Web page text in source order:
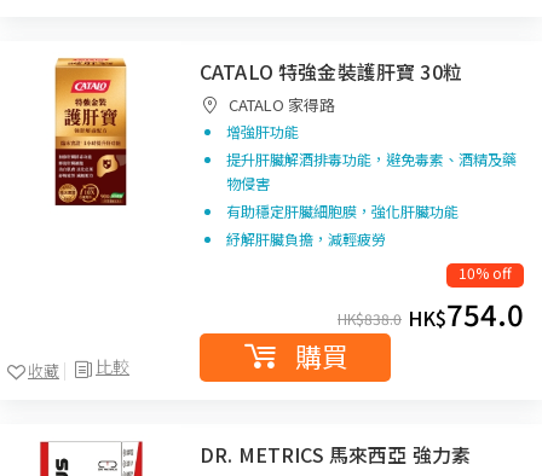
比較
收藏
CATALO 特強金裝護肝寶 30粒
CATALO 家得路
增強肝功能
提升肝臟解酒排毒功能，避免毒素、酒精及藥
物侵害
有助穩定肝臟細胞膜，強化肝臟功能
紓解肝臟負擔，減輕疲勞
10% off
HK$838.0 HK$754.0
購買
DR. METRICS 馬來西亞 強力素